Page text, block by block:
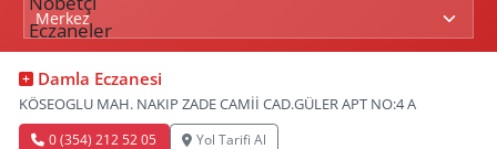
Damla Eczanesi
KÖSEOGLU MAH. NAKIP ZADE CAMİİ CAD.GÜLER APT NO:4 A
0 (354) 212 52 05 Yol Tarifi Al